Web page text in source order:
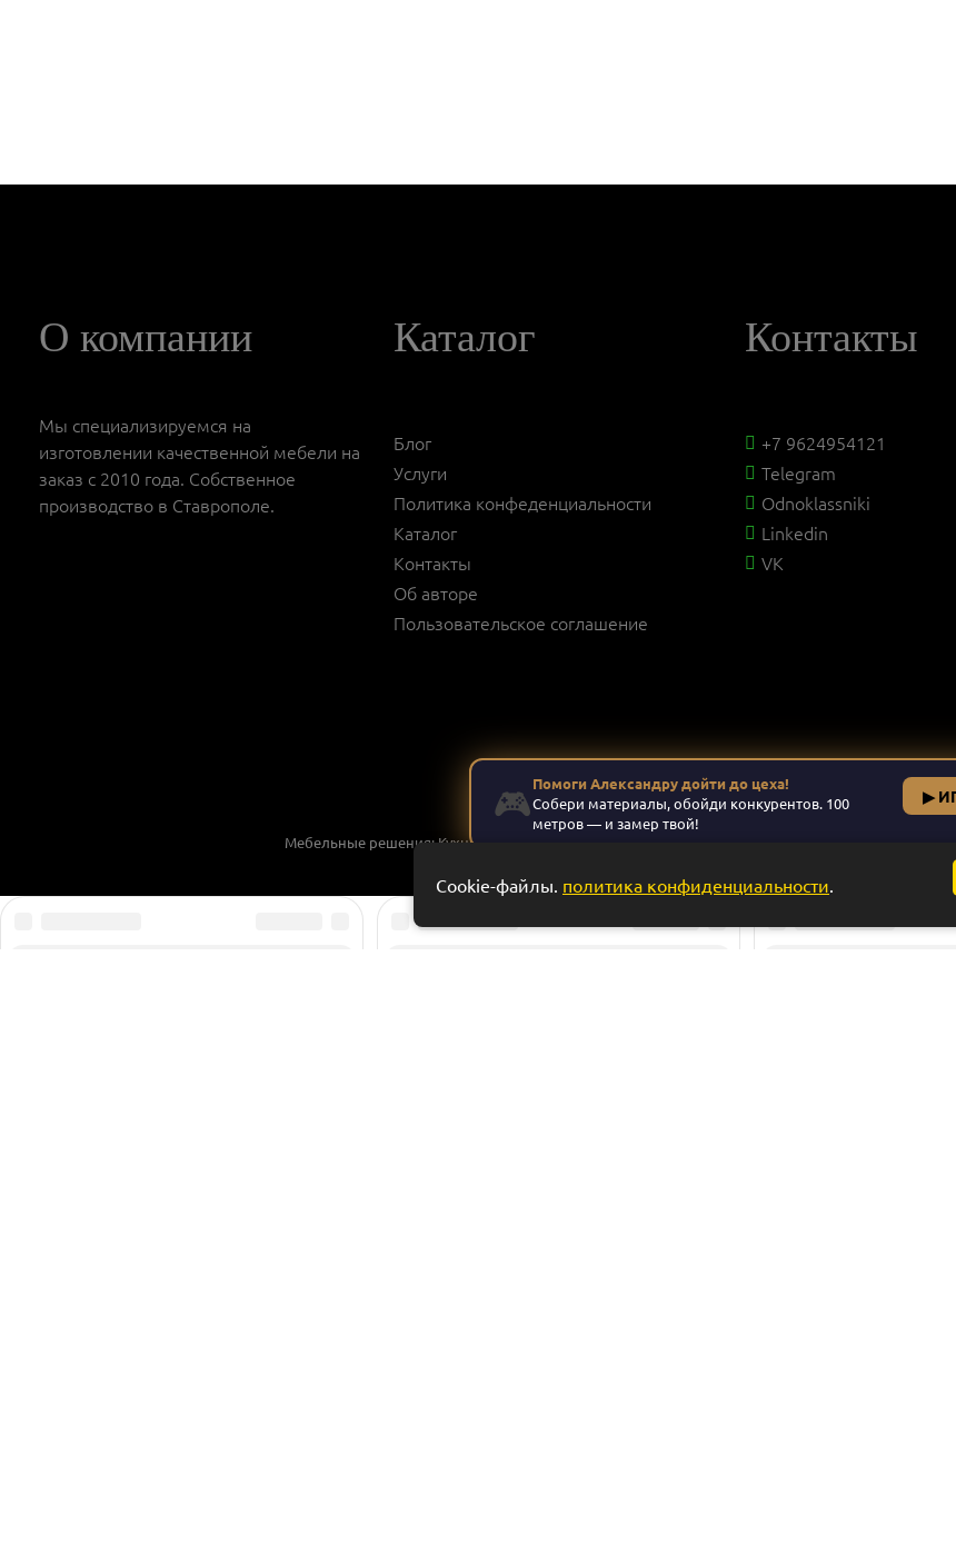
О компании
Мы специализируемся на
изготовлении качественной мебели на
заказ с 2010 года. Собственное
производство в Ставрополе.
Каталог
Блог
Услуги
Политика конфеденциальности
Каталог
Контакты
Об авторе
Пользовательское соглашение
Контакты
+7 9624954121
Telegram
Odnoklassniki
Linkedin
VK
Мебельные решения: Кухни, шкафы купе, гардеробные, детские и офисная мебель на заказ в
Cookie-файлы. политика конфиденциальности.
🎮Помоги Александру дойти до цеха!
Собери материалы, обойди конкурентов. 100
метров — и замер твой!
▶